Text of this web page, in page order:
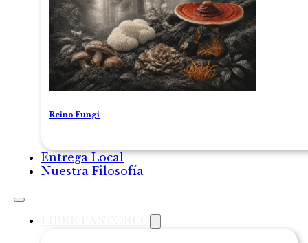
Reino Fungi
Entrega Local
Nuestra Filosofía